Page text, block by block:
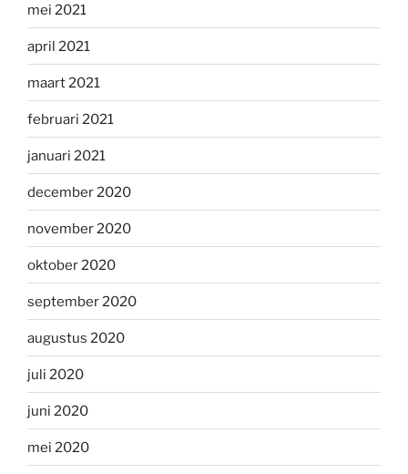
mei 2021
april 2021
maart 2021
februari 2021
januari 2021
december 2020
november 2020
oktober 2020
september 2020
augustus 2020
juli 2020
juni 2020
mei 2020